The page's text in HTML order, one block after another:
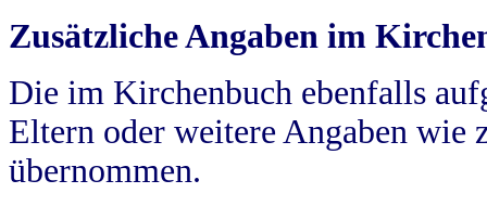
Zusätzliche Angaben im
Die im Kirchenbuch ebenfalls
Eltern oder weitere Angaben wie
übernommen.